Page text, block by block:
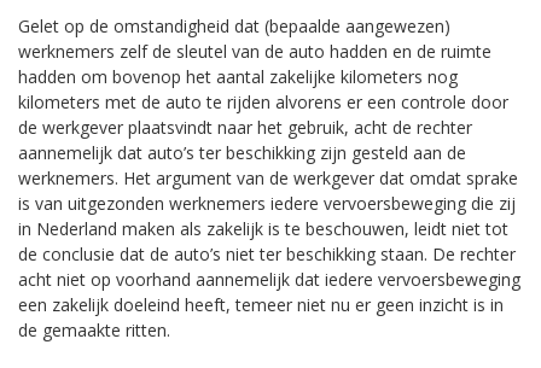
Gelet op de omstandigheid dat (bepaalde aangewezen)
werknemers zelf de sleutel van de auto hadden en de ruimte
hadden om bovenop het aantal zakelijke kilometers nog
kilometers met de auto te rijden alvorens er een controle door
de werkgever plaatsvindt naar het gebruik, acht de rechter
aannemelijk dat auto’s ter beschikking zijn gesteld aan de
werknemers. Het argument van de werkgever dat omdat sprake
is van uitgezonden werknemers iedere vervoersbeweging die zij
in Nederland maken als zakelijk is te beschouwen, leidt niet tot
de conclusie dat de auto’s niet ter beschikking staan. De rechter
acht niet op voorhand aannemelijk dat iedere vervoersbeweging
een zakelijk doeleind heeft, temeer niet nu er geen inzicht is in
de gemaakte ritten.